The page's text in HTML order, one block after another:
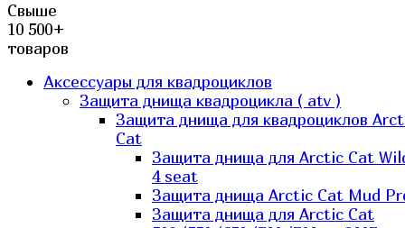
Свыше
10 500+
товаров
Аксессуары для квадроциклов
Защита днища квадроцикла ( atv )
Защита днища для квадроциклов
Cat
Защита днища для Arctic Cat
4 seat
Защита днища Arctic Cat Mud
Защита днища для Arctic Cat